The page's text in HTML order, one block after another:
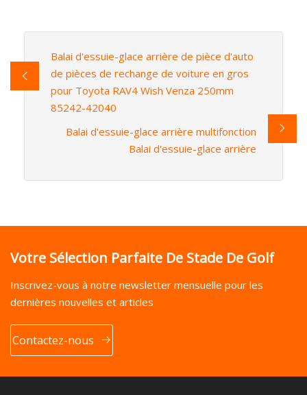
Balai d'essuie-glace arrière de pièce d'auto
de pièces de rechange de voiture en gros
pour Toyota RAV4 Wish Venza 250mm
85242-42040
Balai d'essuie-glace arrière multifonction
Balai d'essuie-glace arrière
Votre Sélection Parfaite De Stade De Golf
Inscrivez-vous à notre newsletter mensuelle pour les
dernières nouvelles et articles
Contactez-nous